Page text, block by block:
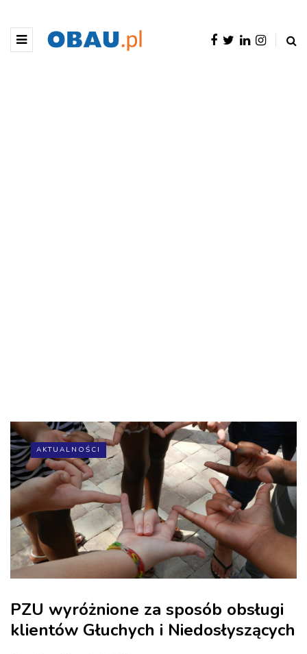
AKTUALNOŚCI
PZU wyróżnione za sposób obsługi
klientów Głuchych i Niedosłyszących